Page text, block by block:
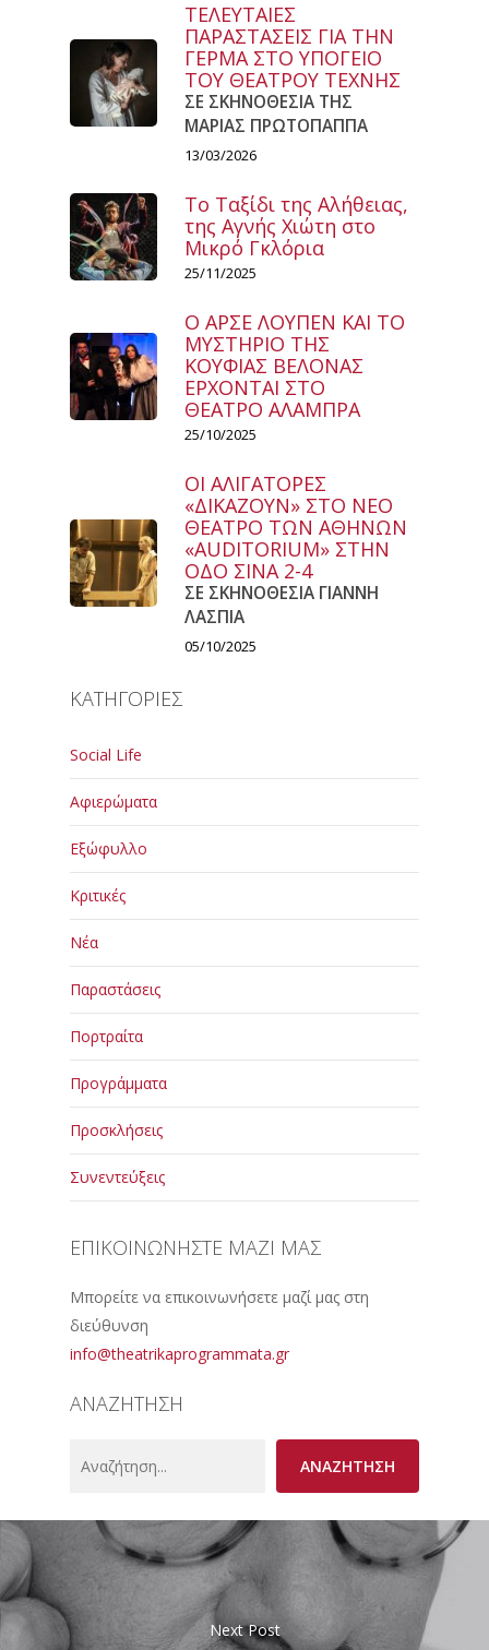
ΤΕΛΕΥΤΑΙΕΣ
ΠΑΡΑΣΤΑΣΕΙΣ ΓΙΑ ΤΗΝ
ΓΕΡΜΑ ΣΤΟ ΥΠΟΓΕΙΟ
ΤΟΥ ΘΕΑΤΡΟΥ ΤΕΧΝΗΣ
ΣΕ ΣΚΗΝΟΘΕΣΙΑ ΤΗΣ
ΜΑΡΙΑΣ ΠΡΩΤΟΠΑΠΠΑ
13/03/2026
Το Ταξίδι της Αλήθειας,
της Αγνής Χιώτη στο
Μικρό Γκλόρια
25/11/2025
Ο ΑΡΣΕ ΛΟΥΠΕΝ ΚΑΙ ΤΟ
ΜΥΣΤΗΡΙΟ ΤΗΣ
ΚΟΥΦΙΑΣ ΒΕΛΟΝΑΣ
ΕΡΧΟΝΤΑΙ ΣΤΟ
ΘΕΑΤΡΟ ΑΛΑΜΠΡΑ
25/10/2025
ΟΙ ΑΛΙΓΑΤΟΡΕΣ
«ΔΙΚΑΖΟΥΝ» ΣΤΟ ΝΕΟ
ΘΕΑΤΡΟ ΤΩΝ ΑΘΗΝΩΝ
«AUDITORIUM» ΣΤΗΝ
ΟΔΟ ΣΙΝΑ 2-4
ΣΕ ΣΚΗΝΟΘΕΣΙΑ ΓΙΑΝΝΗ
ΛΑΣΠΙΑ
05/10/2025
ΚΑΤΗΓΟΡΙΕΣ
Social Life
Αφιερώματα
Εξώφυλλο
Κριτικές
Νέα
Παραστάσεις
Πορτραίτα
Προγράμματα
Προσκλήσεις
Συνεντεύξεις
ΕΠΙΚΟΙΝΩΝΗΣΤΕ ΜΑΖΙ ΜΑΣ
Μπορείτε να επικοινωνήσετε μαζί μας στη
διεύθυνση
info@theatrikaprogrammata.gr
ΑΝΑΖΗΤΗΣΗ
ΑΝΑΖΗΤΗΣΗ
Next Post